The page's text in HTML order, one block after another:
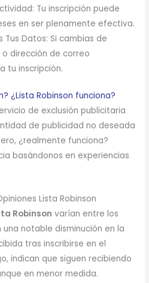
Tu inscripción puede
en ser plenamente efectiva.
Tus Datos: Si cambias de
dirección de correo
tu inscripción.
¿Lista Robinson funciona?
de exclusión publicitaria
de publicidad no deseada
¿realmente funciona?
basándonos en experiencias
Lista Robinson
Robinson varían entre los
notable disminución en la
tras inscribirse en el
indican que siguen recibiendo
en menor medida.